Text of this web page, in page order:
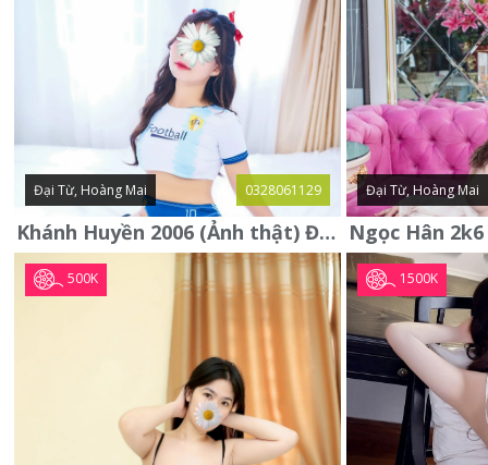
Đại Từ, Hoàng Mai 0328061129
Khánh Huyền 2006 (Ảnh thật) Đại từ - Hoàng Mai
Đại Từ, Hoàng Mai
500K 1500K